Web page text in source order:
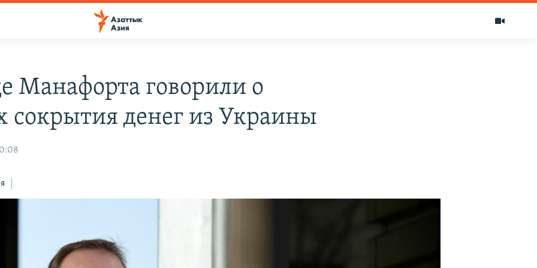
Манафорта говорили о
сокрытия денег из Украины